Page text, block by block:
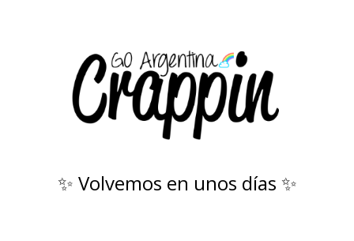
✨ Volvemos en unos días ✨